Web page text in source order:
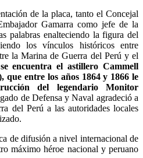
de la placa, tanto el Concejal
Gamarra como jefe de la
palabras enalteciendo la figura del
los vínculos históricos entre
la Marina de Guerra del Perú y el
encuentra el astillero Cammell
entre los años 1864 y 1866 le
del legendario Monitor
de Defensa y Naval agradeció a
del Perú a las autoridades locales
de difusión a nivel internacional de
máximo héroe nacional y peruano